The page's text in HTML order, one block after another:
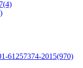
(4)
61257374-2015(970)